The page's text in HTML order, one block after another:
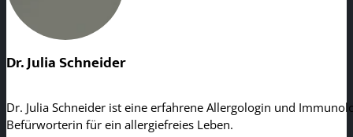
Dr. Julia Schneider
Dr. Julia Schneider ist eine erfahrene Allergologin und
Befürworterin für ein allergiefreies Leben.